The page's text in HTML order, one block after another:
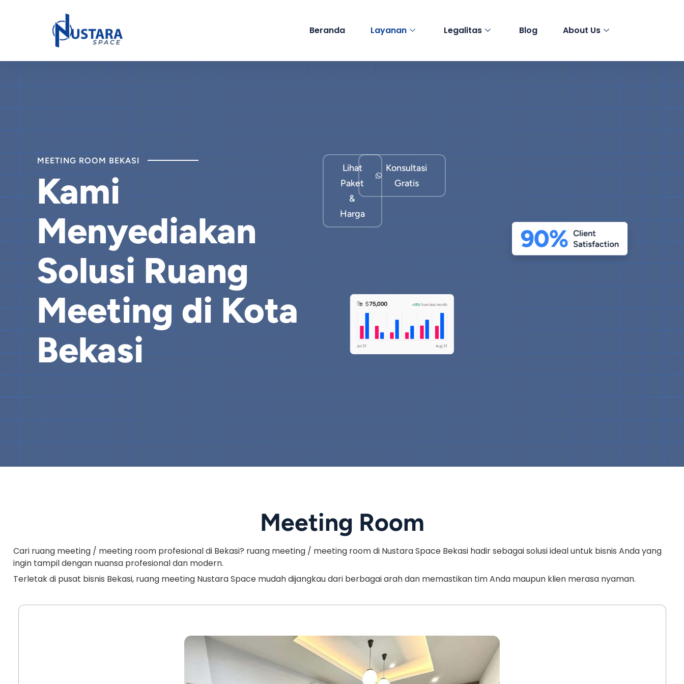
Beranda Layanan Legalitas Blog About Us
MEETING ROOM BEKASI
Kami
Menyediakan
Solusi Ruang
Meeting di Kota
Bekasi
Lihat
Paket
&
Harga
Konsultasi
Gratis
Meeting Room
Cari ruang meeting / meeting room profesional di Bekasi? ruang meeting / meeting room di Nustara Space Bekasi hadir sebagai solusi ideal untuk bisnis Anda yang
ingin tampil dengan nuansa profesional dan modern.
Terletak di pusat bisnis Bekasi, ruang meeting Nustara Space mudah dijangkau dari berbagai arah dan memastikan tim Anda maupun klien merasa nyaman.